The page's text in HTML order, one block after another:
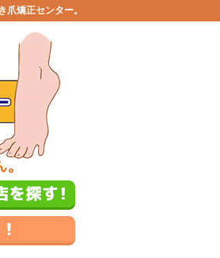
矯正センター。